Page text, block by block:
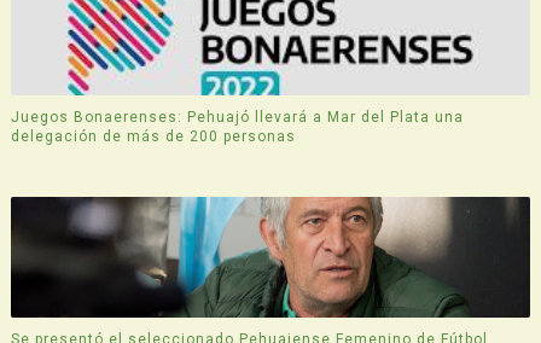
Juegos Bonaerenses: Pehuajó llevará a Mar del Plata una
delegación de más de 200 personas
Se presentó el seleccionado Pehuajense Femenino de Fútbol